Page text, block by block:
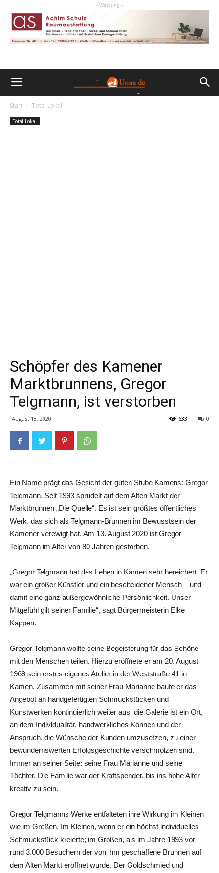
- Werbung -
Start Total Lokal
Total Lokal
Schöpfer des Kamener
Marktbrunnens, Gregor
Telgmann, ist verstorben
August 18, 2020 0
633
Ein Name prägt das Gesicht der guten Stube Kamens: Gregor
Telgmann. Seit 1993 sprudelt auf dem Alten Markt der
Marktbrunnen „Die Quelle“. Es ist sein größtes öffentliches
Werk, das sich als Telgmann-Brunnen im Bewusstsein der
Kamener verewigt hat. Am 13. August 2020 ist Gregor
Telgmann im Alter von 80 Jahren gestorben.
„Gregor Telgmann hat das Leben in Kamen sehr bereichert. Er
war ein großer Künstler und ein bescheidener Mensch – und
damit eine ganz außergewöhnliche Persönlichkeit. Unser
Mitgefühl gilt seiner Familie“, sagt Bürgermeisterin Elke
Kappen.
Gregor Telgmann wollte seine Begeisterung für das Schöne
mit den Menschen teilen. Hierzu eröffnete er am 20. August
1969 sein erstes eigenes Atelier in der Weststraße 41 in
Kamen. Zusammen mit seiner Frau Marianne baute er das
Angebot an handgefertigten Schmuckstücken und
Kunstwerken kontinuierlich weiter aus; die Galerie ist ein Ort,
an dem Individualität, handwerkliches Können und der
Anspruch, die Wünsche der Kunden umzusetzen, zu einer
bewundernswerten Erfolgsgeschichte verschmolzen sind.
Immer an seiner Seite: seine Frau Marianne und seine
Töchter. Die Familie war der Kraftspender, bis ins hohe Alter
kreativ zu sein.
Gregor Telgmanns Werke entfalteten ihre Wirkung im Kleinen
wie im Großen. Im Kleinen, wenn er ein höchst individuelles
Schmuckstück kreierte; im Großen, als im Jahre 1993 vor
rund 3.000 Besuchern der von ihm geschaffene Brunnen auf
dem Alten Markt eröffnet wurde. Der Goldschmied und